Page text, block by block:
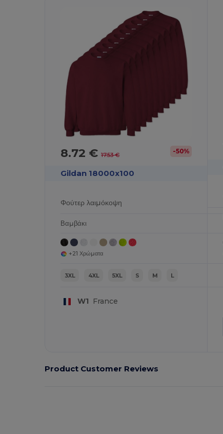
8.72 €17.53 € -50%
Gildan 18000x100
Φούτερ λαιμόκοψη
Βαμβάκι
+21 Χρώματα
3XL 4XL 5XL S M L
W1 France
Product Customer Reviews